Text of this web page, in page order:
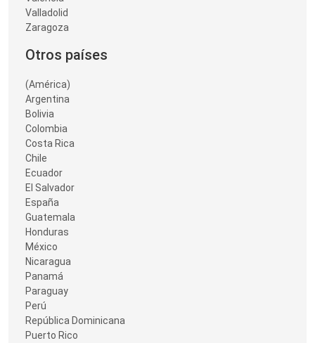
Valladolid
Zaragoza
Otros países
(América)
Argentina
Bolivia
Colombia
Costa Rica
Chile
Ecuador
El Salvador
España
Guatemala
Honduras
México
Nicaragua
Panamá
Paraguay
Perú
República Dominicana
Puerto Rico